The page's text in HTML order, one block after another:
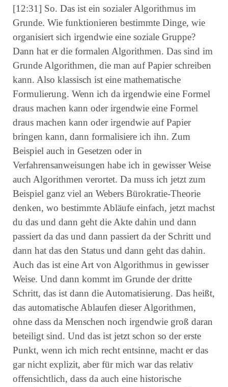
[12:31] So. Das ist ein sozialer Algorithmus im
Grunde. Wie funktionieren bestimmte Dinge, wie
organisiert sich irgendwie eine soziale Gruppe?
Dann hat er die formalen Algorithmen. Das sind im
Grunde Algorithmen, die man auf Papier schreiben
kann. Also klassisch ist eine mathematische
Formulierung. Wenn ich da irgendwie eine Formel
draus machen kann oder irgendwie eine Formel
draus machen kann oder irgendwie auf Papier
bringen kann, dann formalisiere ich ihn. Zum
Beispiel auch in Gesetzen oder in
Verfahrensanweisungen habe ich in gewisser Weise
auch Algorithmen verortet. Da muss ich jetzt zum
Beispiel ganz viel an Webers Bürokratie-Theorie
denken, wo bestimmte Abläufe einfach, jetzt machst
du das und dann geht die Akte dahin und dann
passiert da das und dann passiert da der Schritt und
dann hat das den Status und dann geht das dahin.
Auch das ist eine Art von Algorithmus in gewisser
Weise. Und dann kommt im Grunde der dritte
Schritt, das ist dann die Automatisierung. Das heißt,
das automatische Ablaufen dieser Algorithmen,
ohne dass da Menschen noch irgendwie groß daran
beteiligt sind. Und das ist jetzt schon so der erste
Punkt, wenn ich mich recht entsinne, macht er das
gar nicht explizit, aber für mich war das relativ
offensichtlich, dass da auch eine historische